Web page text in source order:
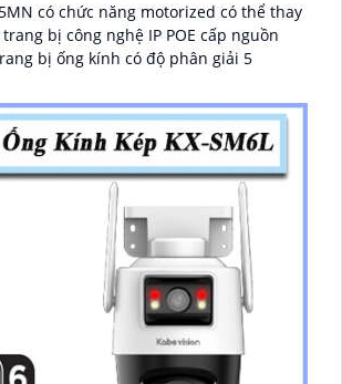
có chức năng motorized có thể thay
bị công nghệ IP POE cấp nguồn
dây mạng. Trang bị ống kính có độ phân giải 5